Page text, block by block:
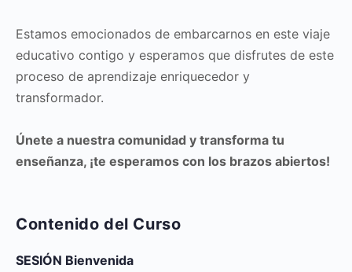
Estamos emocionados de embarcarnos en este viaje
educativo contigo y esperamos que disfrutes de este
proceso de aprendizaje enriquecedor y
transformador.
Únete a nuestra comunidad y transforma tu
enseñanza, ¡te esperamos con los brazos abiertos!
Contenido del Curso
SESIÓN Bienvenida